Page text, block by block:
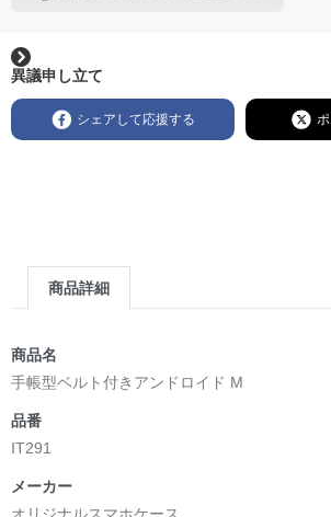
異議申し立て
シェアして応援する
商品詳細
商品名
手帳型ベルト付きアンドロイド M
品番
IT291
メーカー
オリジナルスマホケース